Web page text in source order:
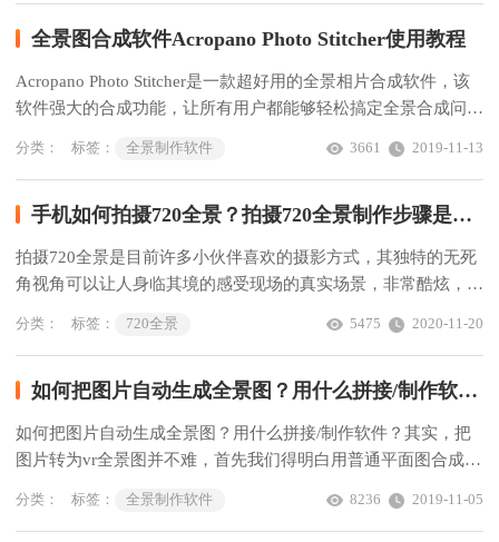
全景图合成软件Acropano Photo Stitcher使用教程
Acropano Photo Stitcher是一款超好用的全景相片合成软件，该
软件强大的合成功能，让所有用户都能够轻松搞定全景合成问
分类： 标签： 全景制作软件 2019-11-13
3661
手机如何拍摄720全景？拍摄720全景制作步骤是什么？
拍摄720全景是目前许多小伙伴喜欢的摄影方式，其独特的无死
角视角可以让人身临其境的感受现场的真实场景，非常酷炫，那
分类： 标签： 720全景 2020-11-20
5475
如何把图片自动生成全景图？用什么拼接/制作软件？
如何把图片自动生成全景图？用什么拼接/制作软件？其实，把
图片转为vr全景图并不难，首先我们得明白用普通平面图合成
分类： 标签： 全景制作软件 2019-11-05
8236